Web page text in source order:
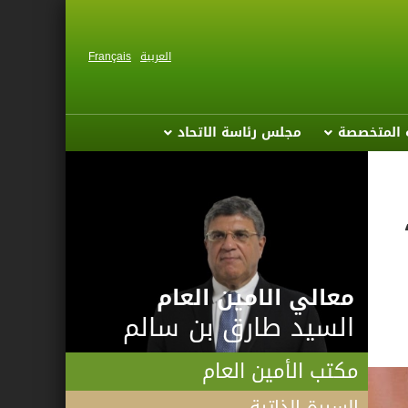
العربية Français
المتخصصة مجلس رئاسة الاتحاد
معالي الامين العام
السيد طارق بن سالم
مكتب الأمين العام